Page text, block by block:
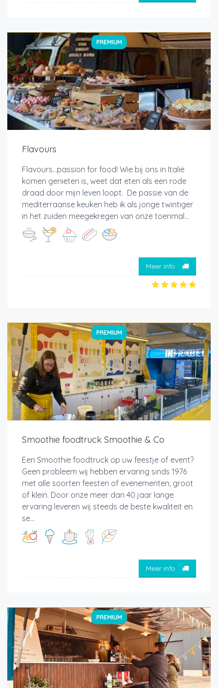
PREMIUM
Flavours
Flavours…passion for food! Wie bij ons in Italië
komen genieten is, weet dat eten als een rode
draad door mijn leven loopt. De passie van de
mediterraanse keuken heb ik als jonge twintiger
in het zuiden meegekregen van onze toenmal...
Meer info
PREMIUM
Smoothie foodtruck Smoothie & Co
Een Smoothie foodtruck op uw feestje of event?
Geen probleem wij hebben ervaring sinds 1976
met alle soorten feesten of evenementen, groot
of klein. Door onze meer dan 40 jaar lange
ervaring leveren wij steeds de beste kwaliteit en
se...
Meer info
PREMIUM